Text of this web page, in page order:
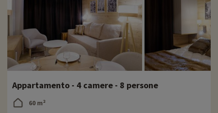
Appartamento - 4 camere - 8 persone
60 m²